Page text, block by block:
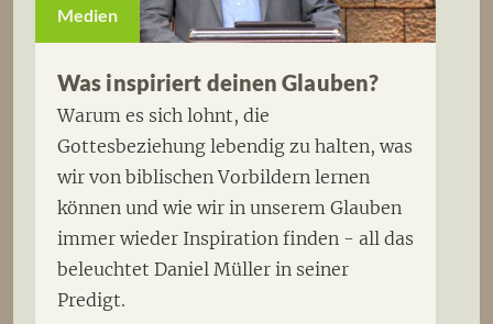
Medien
Was inspiriert deinen Glauben?
Warum es sich lohnt, die
Gottesbeziehung lebendig zu halten, was
wir von biblischen Vorbildern lernen
können und wie wir in unserem Glauben
immer wieder Inspiration finden - all das
beleuchtet Daniel Müller in seiner
Predigt.